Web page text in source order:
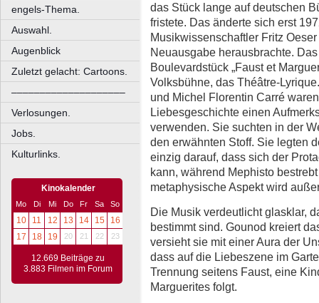
engels-Thema.
Auswahl.
Augenblick
Zuletzt gelacht: Cartoons.
––––––––––––––––––––
Verlosungen.
Jobs.
Kulturlinks.
Kinokalender
Mo Di Mi Do Fr Sa So
10 11 12 13 14 15
16
17
18 19 20 21 22 23
12.669 Beiträge zu
3.883 Filmen im Forum
das Stück lange auf deutschen
fristete. Das änderte sich erst
Musikwissenschaftler Fritz
Neuausgabe herausbrachte.
Boulevardstück „Faust et
Volksbühne, das Théâtre-
und Michel Florentin Carré
Liebesgeschichte einen
verwenden. Sie suchten in der
den erwähnten Stoff. Sie legten
einzig darauf, dass sich der
kann, während Mephisto
metaphysische Aspekt wird
Die Musik verdeutlicht glasklar,
bestimmt sind. Gounod kreiert
versieht sie mit einer Aura der
dass auf die Liebeszene im
Trennung seitens Faust, eine
Marguerites folgt.